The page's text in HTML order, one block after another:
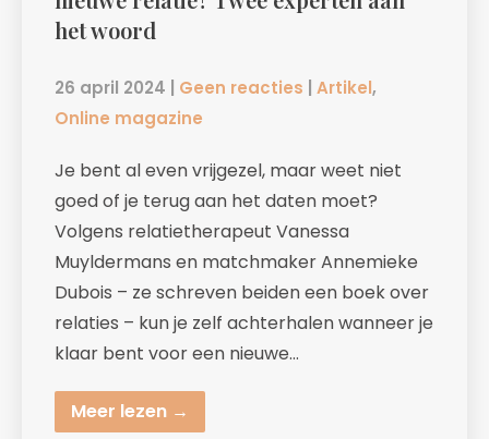
het woord
26 april 2024 Geen reacties Artikel,
Online magazine
Je bent al even vrijgezel, maar weet niet
goed of je terug aan het daten moet?
Volgens relatietherapeut Vanessa
Muyldermans en matchmaker Annemieke
Dubois – ze schreven beiden een boek over
relaties – kun je zelf achterhalen wanneer je
klaar bent voor een nieuwe…
Meer lezen →